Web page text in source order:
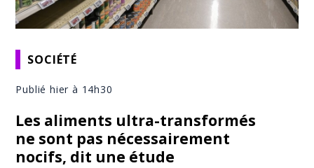
SOCIÉTÉ
Publié hier à 14h30
Les aliments ultra-transformés
ne sont pas nécessairement
nocifs, dit une étude